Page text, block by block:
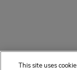
This site uses